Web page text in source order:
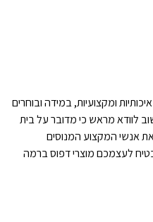
ומקצועיות, במידה ובוחרים
לוודא מראש כי מדובר על בית
את אנשי המקצוע המנוסים
לעצמכם מוצרי דפוס ברמה